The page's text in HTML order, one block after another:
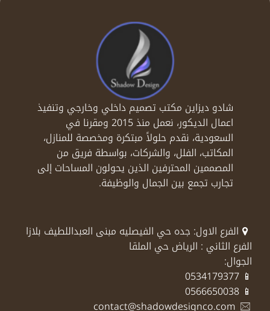
شادو ديزاين مكتب تصميم داخلي وخارجي وتنفيذ
اعمال الديكور، نعمل منذ 2015 ومقرنا في
السعودية، نقدم حلولاً مبتكرة ومخصصة للمنازل،
المكاتب، الفلل، والشركات، بواسطة فريق من
المصممين المحترفين الذين يحولون المساحات إلى
تجارب تجمع بين الجمال والوظيفة.
الفرع الاول: جده حي الفيصليه مبنى العبداللطيف بلازا
الفرع الثاني : الرياض حي الملقا
الجوال:
📱 0534179377
📱 0566650038